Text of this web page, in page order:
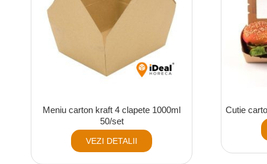
Meniu carton kraft 4 clapete 1000ml
50/set
VEZI DETALII
Cutie